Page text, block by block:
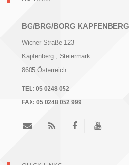
BG/BRG/BORG KAPFENBERG
Wiener Straße 123
Kapfenberg , Steiermark
8605 Österreich
TEL: 05 0248 052
FAX: 05 0248 052 999